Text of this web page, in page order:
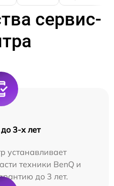
сервис-
3-х лет
устанавливает
техники BenQ и
до 3 лет.